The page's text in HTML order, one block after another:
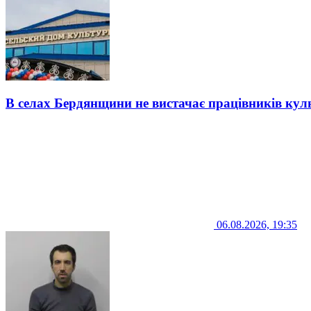
В селах Бердянщини не вистачає працівників
06.08.2026, 19:35